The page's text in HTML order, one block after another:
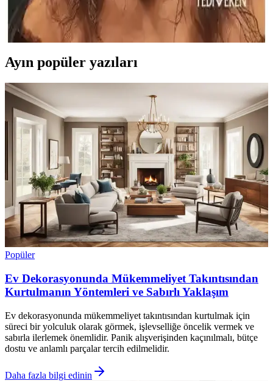
Yediveren Yayınları'nın Paranormal Hikayeler - Işıl Işık kitabı, korku
ve gizem tutkunları için 288 sayfa sürükleyici hikayeler içeriyor,
atmosferi ve detaylarıyla dikkat çekiyor.
Ayın popüler yazıları
Popüler
Ev Dekorasyonunda Mükemmeliyet Takıntısından
Kurtulmanın Yöntemleri ve Sabırlı Yaklaşım
Ev dekorasyonunda mükemmeliyet takıntısından kurtulmak için
süreci bir yolculuk olarak görmek, işlevselliğe öncelik vermek ve
sabırla ilerlemek önemlidir. Panik alışverişinden kaçınılmalı, bütçe
dostu ve anlamlı parçalar tercih edilmelidir.
Daha fazla bilgi edinin